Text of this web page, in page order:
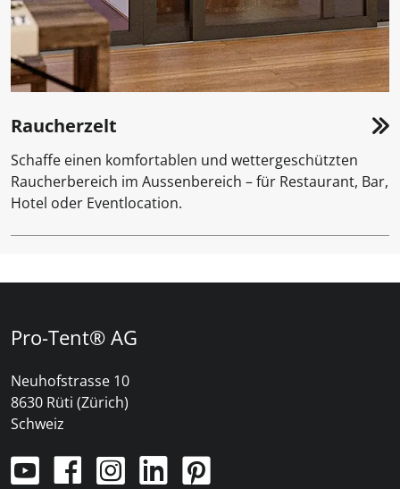
Raucherzelt
Schaffe einen komfortablen und wettergeschützten
Raucherbereich im Aussenbereich – für Restaurant, Bar,
Hotel oder Eventlocation.
Pro-Tent® AG
Neuhofstrasse 10
8630 Rüti (Zürich)
Schweiz